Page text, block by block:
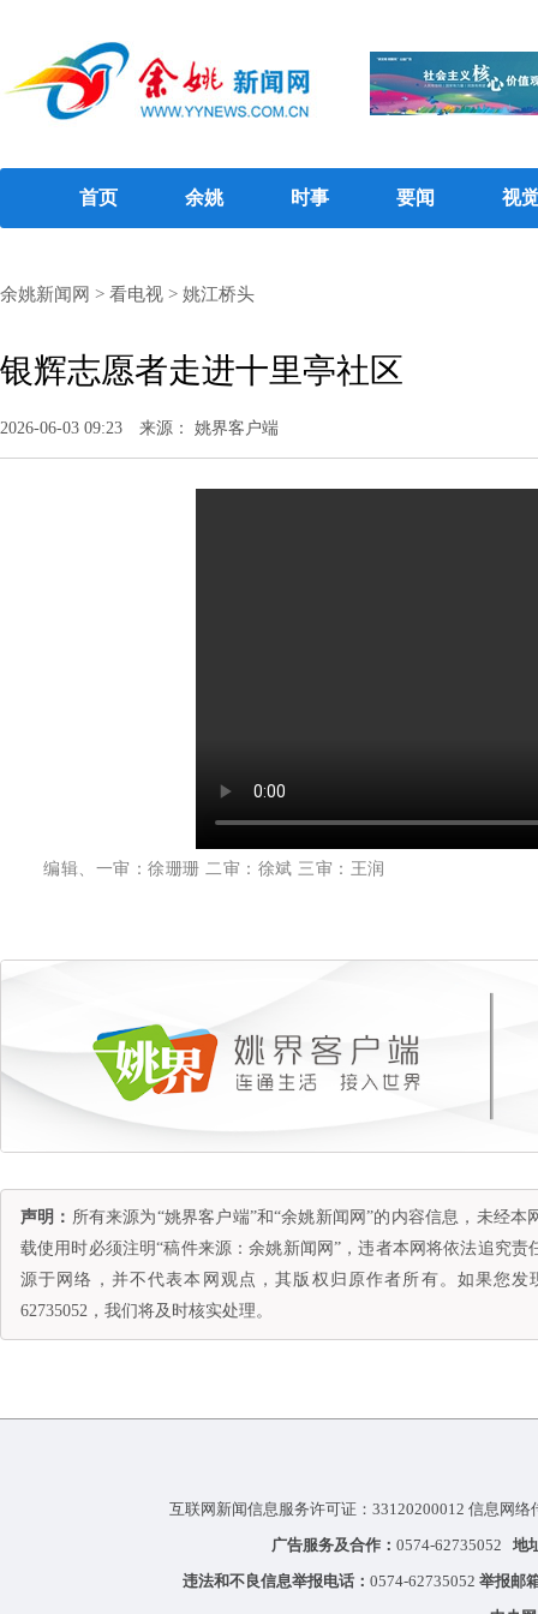
首页 余姚 时事 要闻 视
余姚新闻网 > 看电视 > 姚江桥头
银辉志愿者走进十里亭社区
2026-06-03 09:23 来源： 姚界客户端
编辑、一审：徐珊珊 二审：徐斌 三审：王润
声明： 所有来源为“姚界客户端”和“余姚新闻网”的内容信息，未经
载使用时必须注明“稿件来源：余姚新闻网”，违者本网将依法追究
源于网络，并不代表本网观点，其版权归原作者所有。如果您
62735052，我们将及时核实处理。
互联网新闻信息服务许可证：33120200012 信息网
广告服务及合作： 0574-62735052 地
违法和不良信息举报电话： 0574-62735052 举报邮